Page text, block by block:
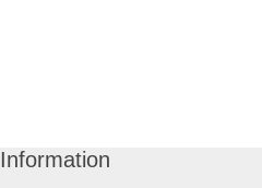
Information